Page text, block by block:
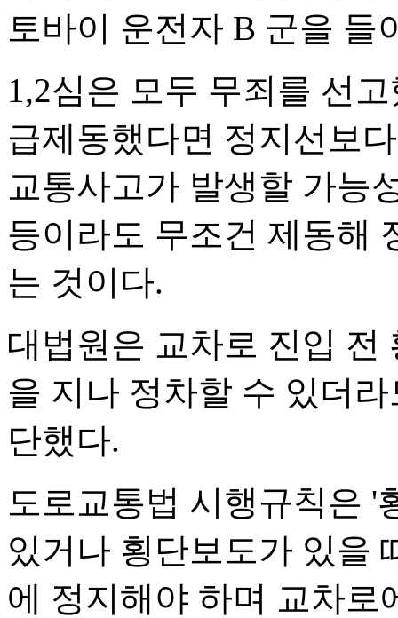
토바이 운전자 B 군을 들
1,2심은 모두 무죄를 선
급제동했다면 정지선보
교통사고가 발생할 가능
등이라도 무조건 제동해
는 것이다.
대법원은 교차로 진입 전
을 지나 정차할 수 있더
단했다.
도로교통법 시행규칙은 '
있거나 횡단보도가 있을
에 정지해야 하며 교차로